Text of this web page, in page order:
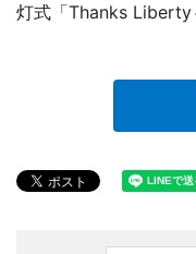
灯式「Thanks Liberty